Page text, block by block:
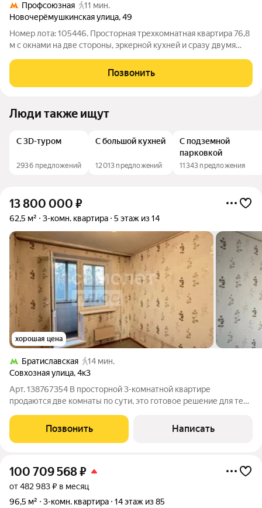
Профсоюзная
11 мин.
Новочерёмушкинская улица,49
Номер лота: 105446. Просторная трехкомнатная квартира 76,8
м с окнами на две стороны, эркерной кухней и сразу двумя
Комфортный 3 этаж. В квартире выполнен аккуратный
косметический ремонт: можно
Позвонить
Люди также ищут
С 3D-туром
2936 предложений
С большой кухней
12013 предложений
С подземной
парковкой
11343 предложения
13 800 000 ₽
62,5 м² 3-комн. квартира 5 этаж из 14
хорошая цена
Братиславская
14 мин.
Совхозная улица,4к3
Арт. 138767354 В просторной 3-комнатной квартире
продаются две комнаты по сути, это готовое решение для тех,
«трешки». Ваша доля составит 7/9 от общей площади (78%
квартиры). Уютная и светлая
Позвонить Написать
100 709 568₽
от 482 983 ₽ в месяц
96,5 м²
3-комн. квартира 14 этаж из 85